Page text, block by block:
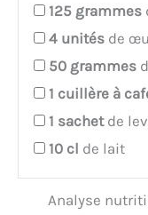
125 grammes
4 unités de
50 grammes
1 cuillère à
1 sachetde
10 cl de lait
Analyse